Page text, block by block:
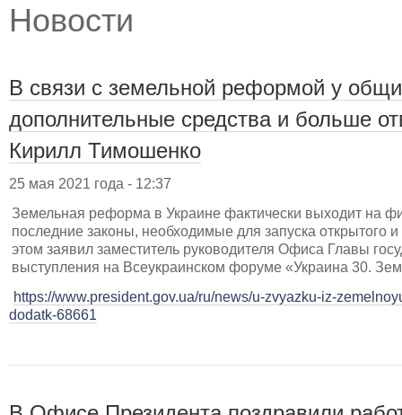
Новости
В связи с земельной реформой у
дополнительные средства и больше
Кирилл Тимошенко
25 мая 2021 года - 12:37
Земельная реформа в Украине фактически выходит на
последние законы, необходимые для запуска открытого
этом заявил заместитель руководителя Офиса Главы
выступления на Всеукраинском форуме «Украина 30.
https://www.president.gov.ua/ru/news/u-zvyazku-iz-
dodatk-68661